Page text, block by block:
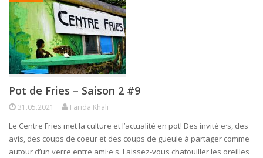
Pot de Fries – Saison 2 #9
31.05.2021 Farida Khali
Le Centre Fries met la culture et l’actualité en pot! Des invité·e·s, des
avis, des coups de coeur et des coups de gueule à partager comme
autour d’un verre entre ami·e·s. Laissez-vous chatouiller les oreilles